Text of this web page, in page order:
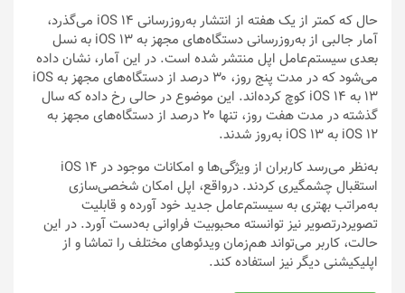
حال که کمتر از یک هفته از انتشار به‌روزرسانی iOS 14 می‌گذرد،
آمار جالبی از به‌روزرسانی دستگاه‌های مجهز به iOS 13 به نسل
بعدی سیستم‌عامل اپل منتشر شده است. در این آمار، نشان داده
می‌شود که در مدت پنج روز، ۳۰ درصد از دستگاه‌های مجهز به iOS
13 به iOS 14 کوچ کرده‌اند. این موضوع در حالی رخ داده که سال
گذشته در مدت هفت روز، تنها ۲۰ درصد از دستگاه‌های مجهز به
iOS 12 به iOS 13 به‌روز شدند.
به‌نظر می‌رسد کاربران از ویژگی‌ها و امکانات موجود در iOS 14
استقبال چشمگیری کردند. درواقع، اپل امکان شخصی‌سازی
به‌مراتب بهتری به سیستم‌عامل جدید خود آورده و قابلیت
تصویردرتصویر نیز توانسته محبوبیت فراوانی به‌دست آورد. در این
حالت، کاربر می‌تواند هم‌زمان ویدئوهای مختلف را تماشا و از
اپلیکیشنی دیگر نیز استفاده کند.